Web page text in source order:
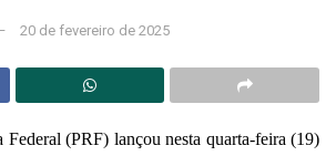
20 de fevereiro de 2025
(PRF) lançou nesta quarta-feira (19)